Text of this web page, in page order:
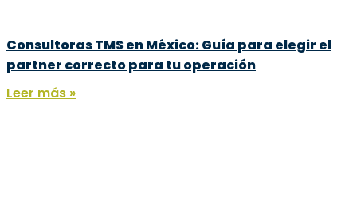
Consultoras TMS en México: Guía para elegir el
partner correcto para tu operación
Leer más »